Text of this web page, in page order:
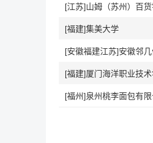
[江苏]山姆（苏州）百
[福建]集美大学
[安徽福建江苏]安徽邻
[福建]厦门海洋职业技
[福州]泉州桃李面包有限